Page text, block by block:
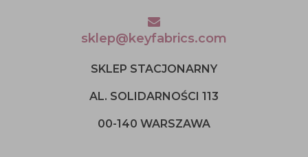
sklep@keyfabrics.com
SKLEP STACJONARNY
AL. SOLIDARNOŚCI 113
00-140 WARSZAWA